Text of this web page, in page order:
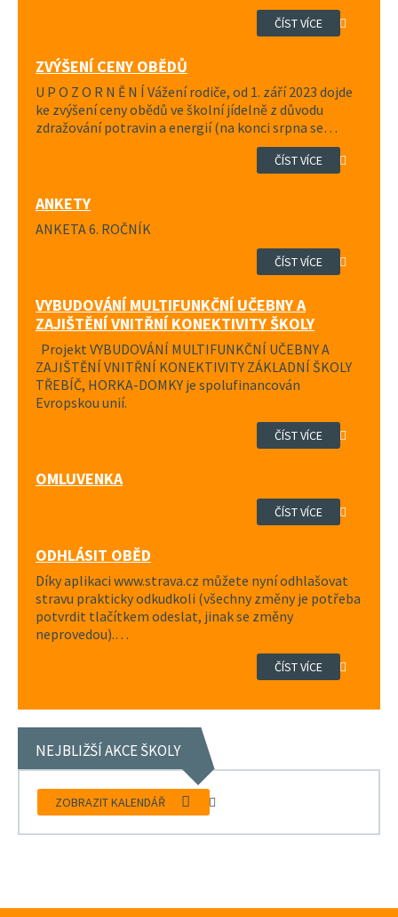
ČÍST VÍCE
ZVÝŠENÍ CENY OBĚDŮ
U P O Z O R N Ě N Í Vážení rodiče, od 1. září 2023 dojde
ke zvýšení ceny obědů ve školní jídelně z důvodu
zdražování potravin a energií (na konci srpna se…
ČÍST VÍCE
ANKETY
ANKETA 6. ROČNÍK
ČÍST VÍCE
VYBUDOVÁNÍ MULTIFUNKČNÍ UČEBNY A
ZAJIŠTĚNÍ VNITŘNÍ KONEKTIVITY ŠKOLY
Projekt VYBUDOVÁNÍ MULTIFUNKČNÍ UČEBNY A
ZAJIŠTĚNÍ VNITŘNÍ KONEKTIVITY ZÁKLADNÍ ŠKOLY
TŘEBÍČ, HORKA-DOMKY je spolufinancován
Evropskou unií.
ČÍST VÍCE
OMLUVENKA
ČÍST VÍCE
ODHLÁSIT OBĚD
Díky aplikaci www.strava.cz můžete nyní odhlašovat
stravu prakticky odkudkoli (všechny změny je potřeba
potvrdit tlačítkem odeslat, jinak se změny
neprovedou).…
ČÍST VÍCE
NEJBLIŽŠÍ AKCE ŠKOLY
ZOBRAZIT KALENDÁŘ